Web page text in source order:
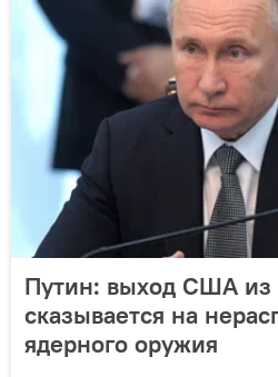
Путин: выход США из
сказывается на
ядерного оружия